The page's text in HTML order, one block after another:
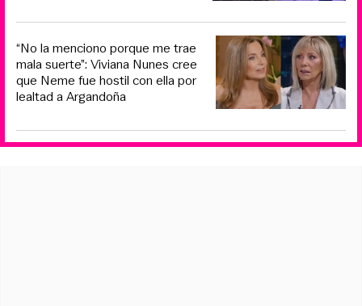
“No la menciono porque me trae
mala suerte”: Viviana Nunes cree
que Neme fue hostil con ella por
lealtad a Argandoña